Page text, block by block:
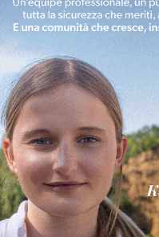
Levane nel 2020
Articolo precedente
Bekaert, l’appello della sindaca
Mugnai ai sindacati: “Serve unità
la difesa dei lavoratori”
Ultime Notizie